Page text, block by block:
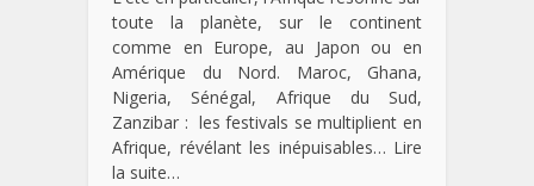
toute la planète, sur le continent
comme en Europe, au Japon ou en
Amérique du Nord. Maroc, Ghana,
Nigeria, Sénégal, Afrique du Sud,
Zanzibar : les festivals se multiplient en
Afrique, révélant les inépuisables… Lire
la suite…